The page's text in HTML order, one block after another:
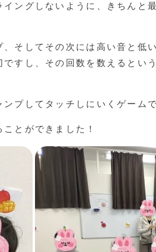
ングしないように、きちんと
そしてその次には高い音と低
すし、その回数を数えるとい
プしてタッチしにいくゲームで
とができました！